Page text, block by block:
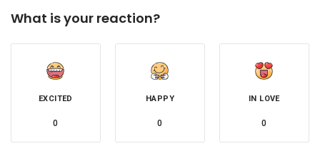
What is your reaction?
EXCITED
0
HAPPY
0
IN LOVE
0